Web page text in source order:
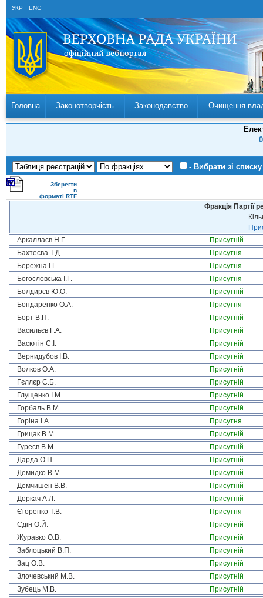
УКР ENG
Головна Законотворчість Законодавство Очищення
- Вибрати зі списку
Зберегти
в
форматі RTF
Фракція Партії
Аркаллаєв Н.Г.
Присутній
Бахтеєва Т.Д.
Присутня
Бережна І.Г.
Присутня
Богословська І.Г.
Присутня
Болдирєв Ю.О.
Присутній
Бондаренко О.А.
Присутня
Борт В.П.
Присутній
Васильєв Г.А.
Присутній
Васютін С.І.
Присутній
Вернидубов І.В.
Присутній
Волков О.А.
Присутній
Гєллєр Є.Б.
Присутній
Глущенко І.М.
Присутній
Горбаль В.М.
Присутній
Горіна І.А.
Присутня
Грицак В.М.
Присутній
Гуреєв В.М.
Присутній
Дарда О.П.
Присутній
Демидко В.М.
Присутній
Демчишен В.В.
Присутній
Деркач А.Л.
Присутній
Єгоренко Т.В.
Присутня
Єдін О.Й.
Присутній
Журавко О.В.
Присутній
Заблоцький В.П.
Присутній
Зац О.В.
Присутній
Злочевський М.В.
Присутній
Зубець М.В.
Присутній